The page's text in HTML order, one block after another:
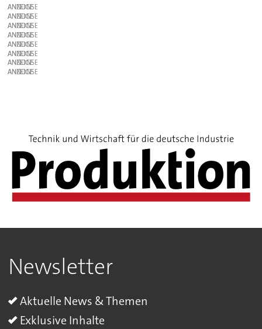
ANZEIGE
ANZEIGE
ANZEIGE
ANZEIGE
ANZEIGE
ANZEIGE
ANZEIGE
ANZEIGE
Newsletter
Aktuelle News & Themen
Exklusive Inhalte